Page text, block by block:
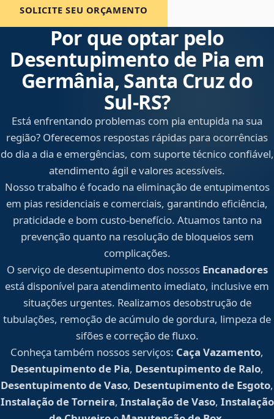
SOLICITE SEU ORÇAMENTO
Por que optar pelo
Desentupimento de Pia em
Germânia, Santa Cruz do
Sul‑RS?
Está enfrentando problemas com pia entupida na sua
região? Oferecemos respostas rápidas para ocorrências
do dia a dia e emergências, com suporte técnico confiável,
atendimento ágil e valores acessíveis.
Nosso trabalho é focado na eliminação de entupimentos
em pias residenciais e comerciais, garantindo eficiência,
praticidade e bom custo-benefício. Atuamos tanto na
prevenção quanto na resolução de bloqueios sem
complicações.
O serviço de desentupimento dos nossos Encanadores
está disponível para atendimento imediato, inclusive em
situações urgentes. Realizamos desobstrução de
tubulações, remoção de acúmulo de gordura, limpeza de
sifões e correção de fluxo.
Conheça também nossos serviços: Caça Vazamento,
Desentupimento de Pia, Desentupimento de Ralo,
Desentupimento de Vaso, Desentupimento de Esgoto,
Instalação de Torneira, Instalação de Vaso, Instalação